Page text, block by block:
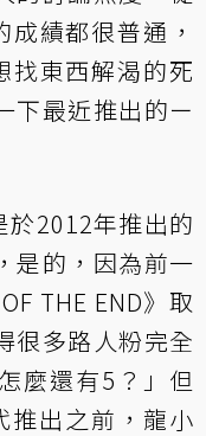
績都很普通，
找東西解渴的死
下最近推出的ー
於2012年推出的
是的，因為前一
THE END》取
很多路人粉完全
麼還有5？」但
推出之前，龍小